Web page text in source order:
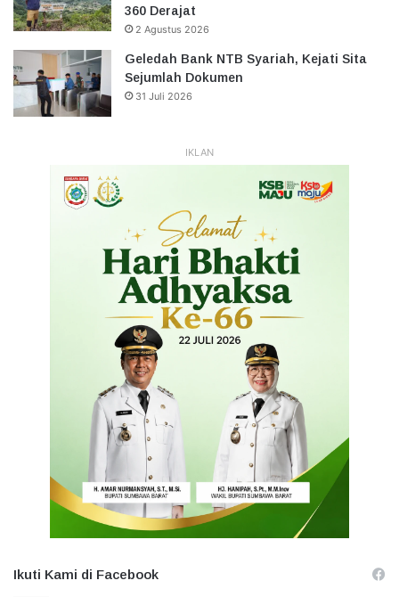
360 Derajat
2 Agustus 2026
Geledah Bank NTB Syariah, Kejati Sita
Sejumlah Dokumen
31 Juli 2026
IKLAN
Ikuti Kami di Facebook